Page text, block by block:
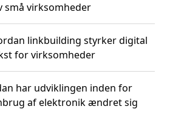
små virksomheder
linkbuilding styrker digital
for virksomheder
har udviklingen inden for
af elektronik ændret sig